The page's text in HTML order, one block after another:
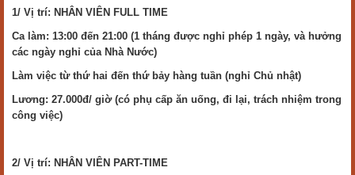
1/ Vị trí: NHÂN VIÊN FULL TIME
Ca làm: 13:00 đến 21:00 (1 tháng được nghỉ phép 1 ngày, và hưởng
các ngày nghỉ của Nhà Nước)
Làm việc từ thứ hai đến thứ bảy hàng tuần (nghỉ Chủ nhật)
Lương: 27.000đ/ giờ (có phụ cấp ăn uống, đi lại, trách nhiệm trong
công việc)
2/ Vị trí: NHÂN VIÊN PART-TIME